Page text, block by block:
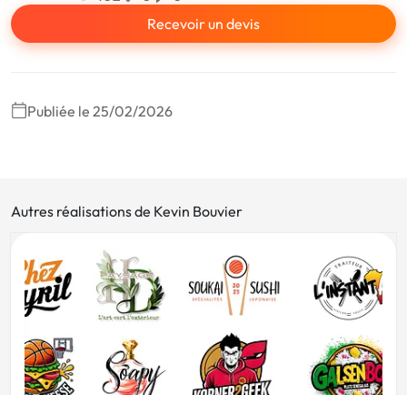
Recevoir un devis
Publiée le 25/02/2026
Autres réalisations de Kevin Bouvier